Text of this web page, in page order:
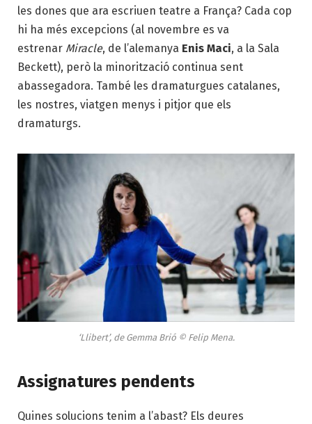
les dones que ara escriuen teatre a França? Cada cop
hi ha més excepcions (al novembre es va
estrenar Miracle, de l’alemanya Enis Maci, a la Sala
Beckett), però la minorització continua sent
abassegadora. També les dramaturgues catalanes,
les nostres, viatgen menys i pitjor que els
dramaturgs.
‘Llibert’, de Gemma Brió © Felip Mena.
Assignatures pendents
Quines solucions tenim a l’abast? Els deures